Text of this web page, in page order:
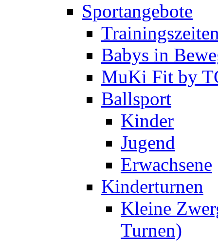
Sportangebote
Babys in
MuKi Fit by
Ballsport
Kinder
Jugend
Erwachsene
Kinderturnen
Kleine
Turnen)